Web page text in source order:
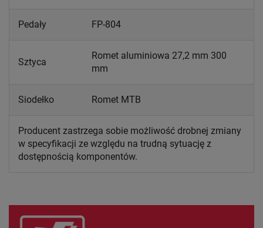
Pedały FP-804
Sztyca
Romet aluminiowa 27,2 mm 300
mm
Siodełko Romet MTB
Producent zastrzega sobie możliwość drobnej zmiany
w specyfikacji ze względu na trudną sytuację z
dostępnością komponentów.